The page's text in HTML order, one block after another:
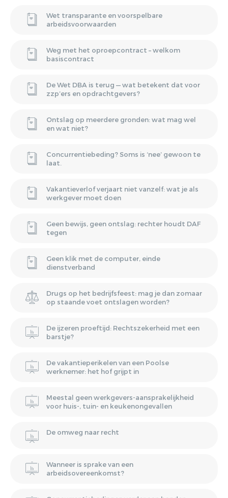
Wet transparante en voorspelbare
arbeidsvoorwaarden
Weg met het oproepcontract – welkom
basiscontract
De Wet DBA is terug — wat betekent dat voor
zzp’ers en opdrachtgevers?
Ontslag op meerdere gronden: wat mag wel
en wat niet?
Concurrentiebeding? Soms is ‘nee’ gewoon te
laat.
Vakantieverlof verjaart niet vanzelf: wat je als
werkgever moet doen
Geen bewijs, geen ontslag: rechter houdt DAF
tegen
Geen klik met de computer, einde
dienstverband
Drugs op het bedrijfsfeest: mag je dan zomaar
op staande voet ontslagen worden?
De ijzeren proeftijd: Rechtszekerheid met een
barstje?
De vakantieperikelen van een Poolse
werknemer: het hof grijpt in
Meestal geen werkgevers-aansprakelijkheid
voor huis-, tuin- en keukenongevallen
De omweg naar recht
Wanneer is sprake van een
arbeidsovereenkomst?